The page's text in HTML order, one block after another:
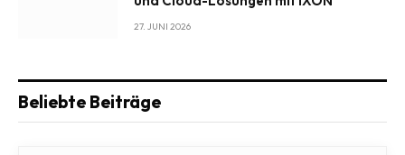
27. JUNI 2026
Beliebte Beiträge